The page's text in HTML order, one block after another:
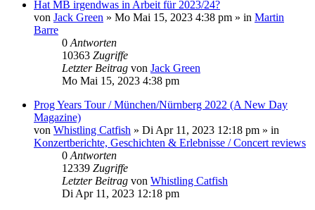
Hat MB irgendwas in Arbeit für 2023/24?
von Jack Green » Mo Mai 15, 2023 4:38 pm » in Martin
Barre
0 Antworten
10363 Zugriffe
Letzter Beitrag von Jack Green
Mo Mai 15, 2023 4:38 pm
Prog Years Tour / München/Nürnberg 2022 (A New Day
Magazine)
von Whistling Catfish » Di Apr 11, 2023 12:18 pm » in
Konzertberichte, Geschichten & Erlebnisse / Concert reviews
0 Antworten
12339 Zugriffe
Letzter Beitrag von Whistling Catfish
Di Apr 11, 2023 12:18 pm